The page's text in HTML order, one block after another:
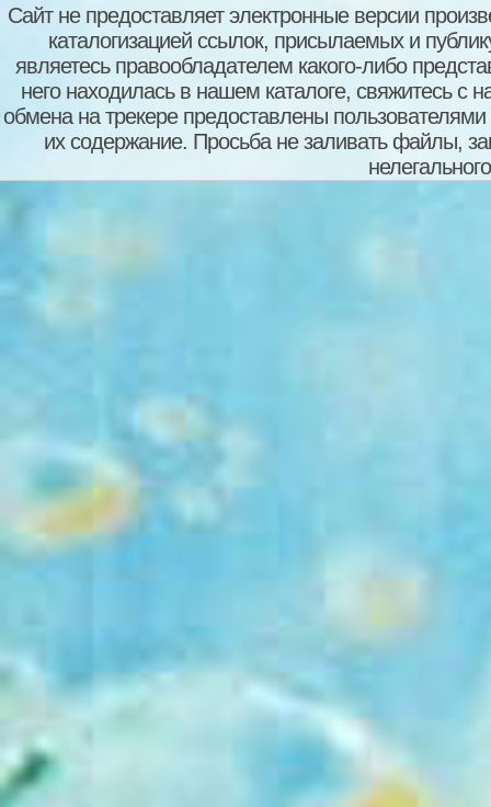
Сайт не предоставляет электронные версии
каталогизацией ссылок, присылаемых и
являетесь правообладателем какого-либо
него находилась в нашем каталоге, свяжитесь
обмена на трекере предоставлены пользователями
их содержание. Просьба не заливать файлы,